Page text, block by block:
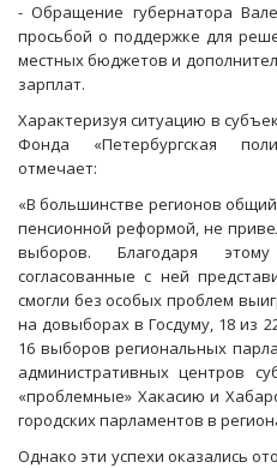
- Обращение губернатора
просьбой о поддержке для
местных бюджетов и
зарплат.
Характеризуя ситуацию в
Фонда «Петербургская
отмечает:
«В большинстве регионов
пенсионной реформой, не
выборов. Благодаря
согласованные с ней
смогли без особых проблем
на довыборах в Госдуму, 18 из
16 выборов региональных
административных центров
«проблемные» Хакасию и
городских парламентов в
Однако эти успехи оказались